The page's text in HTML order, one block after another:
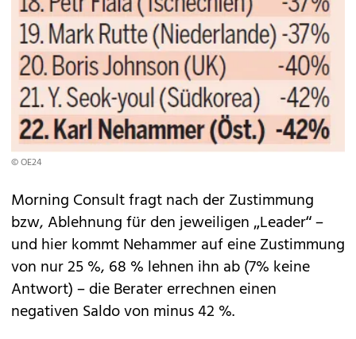
© OE24
Morning Consult fragt nach der Zustimmung
bzw, Ablehnung für den jeweiligen „Leader“ –
und hier kommt Nehammer auf eine Zustimmung
von nur 25 %, 68 % lehnen ihn ab (7% keine
Antwort) – die Berater errechnen einen
negativen Saldo von minus 42 %.